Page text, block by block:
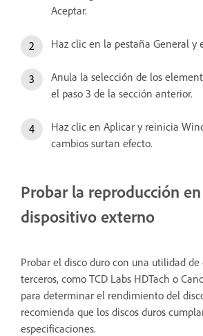
Aceptar.
Haz clic en la pestaña General y
Anula la selección de los
el paso 3 de la sección anterior.
Haz clic en Aplicar y reinicia
cambios surtan efecto.
Probar la reproducción
dispositivo externo
Probar el disco duro con una utilidad de
terceros, como TCD Labs HDTach o
para determinar el rendimiento del
recomienda que los discos duros
especificaciones.